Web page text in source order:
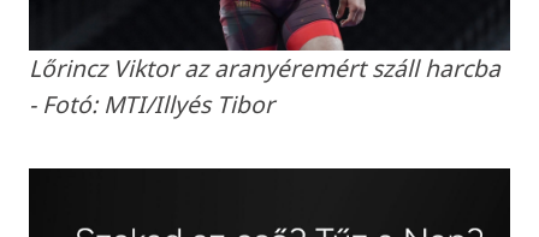
Lőrincz Viktor az aranyéremért száll harcba
- Fotó: MTI/Illyés Tibor